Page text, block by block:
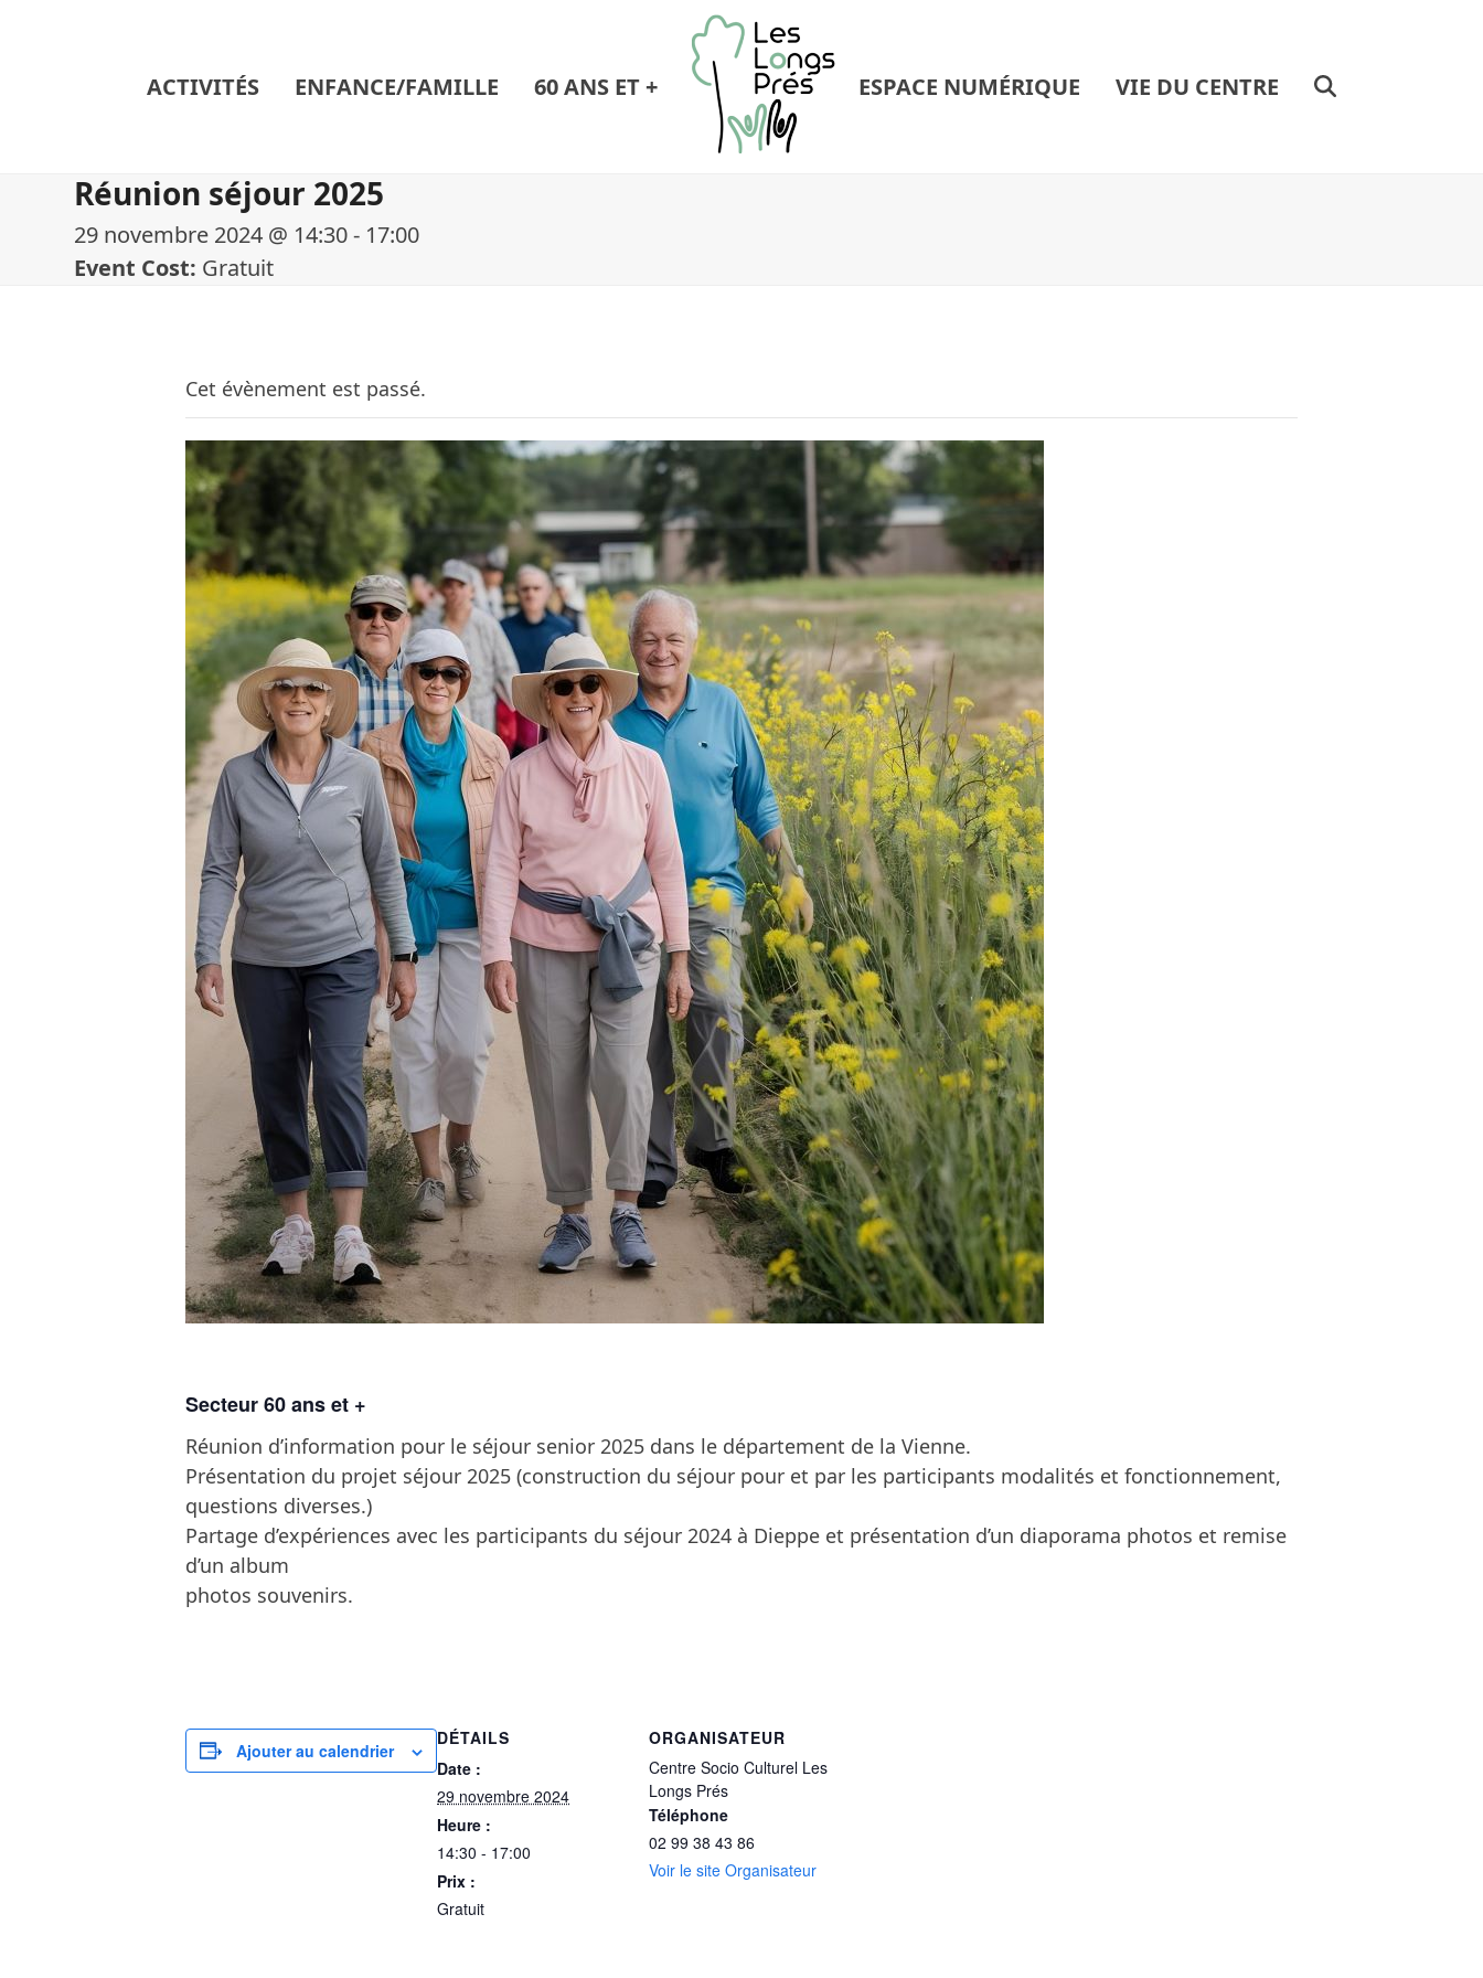
ACTIVITÉS ENFANCE/FAMILLE 60 ANS ET + ESPACE NUMÉRIQUE VIE DU CENTRE
Réunion séjour 2025
29 novembre 2024 @ 14:30- 17:00
Event Cost: Gratuit
Cet évènement est passé.
Secteur 60 ans et +
Réunion d’information pour le séjour senior 2025 dans le département de la Vienne.
Présentation du projet séjour 2025 (construction du séjour pour et par les participants modalités et fonctionnement,
questions diverses.)
Partage d’expériences avec les participants du séjour 2024 à Dieppe et présentation d’un diaporama photos et remise
d’un album
photos souvenirs.
Ajouter au calendrier
DÉTAILS
Date :
29 novembre 2024
Heure :
14:30 - 17:00
Prix :
Gratuit
ORGANISATEUR
Centre Socio Culturel Les
Longs Prés
Téléphone
02 99 38 43 86
Voir le site Organisateur